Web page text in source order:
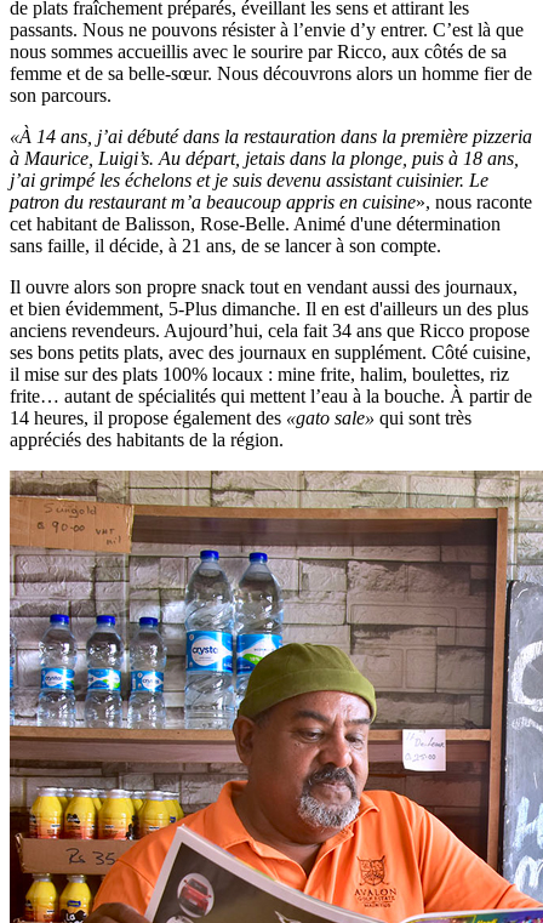
de plats fraîchement préparés, éveillant les sens et attirant les
passants. Nous ne pouvons résister à l’envie d’y entrer. C’est là que
nous sommes accueillis avec le sourire par Ricco, aux côtés de sa
femme et de sa belle-sœur. Nous découvrons alors un homme fier de
son parcours.
«À 14 ans, j’ai débuté dans la restauration dans la première pizzeria
à Maurice, Luigi’s. Au départ, jetais dans la plonge, puis à 18 ans,
j’ai grimpé les échelons et je suis devenu assistant cuisinier. Le
patron du restaurant m’a beaucoup appris en cuisine», nous raconte
cet habitant de Balisson, Rose-Belle. Animé d'une détermination
sans faille, il décide, à 21 ans, de se lancer à son compte.
Il ouvre alors son propre snack tout en vendant aussi des journaux,
et bien évidemment, 5-Plus dimanche. Il en est d'ailleurs un des plus
anciens revendeurs. Aujourd’hui, cela fait 34 ans que Ricco propose
ses bons petits plats, avec des journaux en supplément. Côté cuisine,
il mise sur des plats 100% locaux : mine frite, halim, boulettes, riz
frite… autant de spécialités qui mettent l’eau à la bouche. À partir de
14 heures, il propose également des «gato sale» qui sont très
appréciés des habitants de la région.